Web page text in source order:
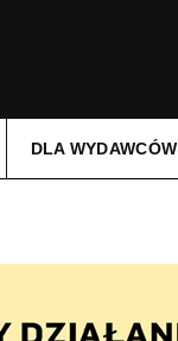
DLA WYDAWCÓW